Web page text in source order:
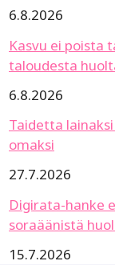
6.8.2026
Kasvu ei poista
taloudesta
6.8.2026
Taidetta
omaksi
27.7.2026
Digirata-hanke
soraäänistä
15.7.2026